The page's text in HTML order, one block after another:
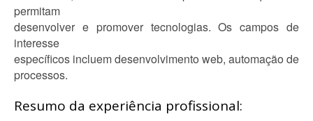
permitam
desenvolver e promover tecnologias. Os campos de
interesse
específicos incluem desenvolvimento web, automação de
processos.
Resumo da experiência profissional: